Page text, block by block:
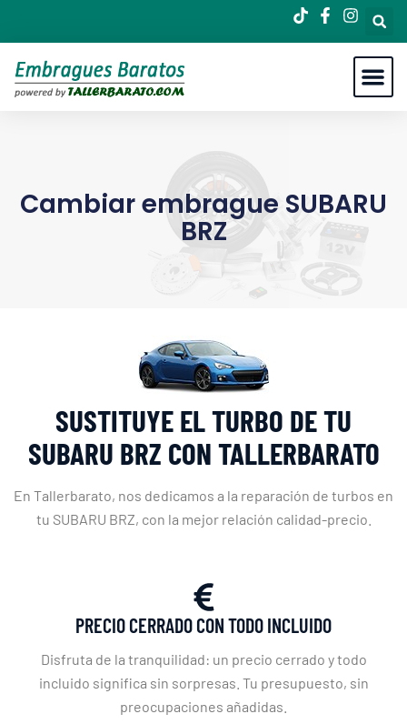
Cambiar embrague SUBARU
BRZ
SUSTITUYE EL TURBO DE TU
SUBARU BRZ CON TALLERBARATO
En Tallerbarato, nos dedicamos a la reparación de turbos en
tu SUBARU BRZ, con la mejor relación calidad-precio.
PRECIO CERRADO CON TODO INCLUIDO
Disfruta de la tranquilidad: un precio cerrado y todo
incluido significa sin sorpresas. Tu presupuesto, sin
preocupaciones añadidas.